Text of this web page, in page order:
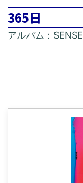
365日
アルバム：SENSE